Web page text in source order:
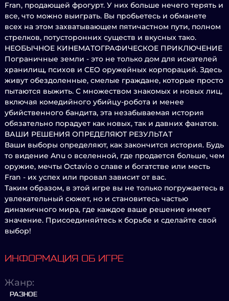
Fran, продающей фрогурт. У них больше нечего терять и
все, что можно выиграть. Вы пробьетесь и обманете
всех на этом захватывающем пятичастном пути, полном
стрелков, потусторонних существ и вкусных тако.
НЕОБЫЧНОЕ КИНЕМАТОГРАФИЧЕСКОЕ ПРИКЛЮЧЕНИЕ
Пограничные земли - это не только дом для искателей
хранилищ, психов и CEO оружейных корпораций. Здесь
живут обездоленные, смелые граждане, которые просто
пытаются выжить. С множеством знакомых и новых лиц,
включая комедийного убийцу-робота и менее
убийственного бандита, эта незабываемая история
обязательно порадует как новых, так и давних фанатов.
ВАШИ РЕШЕНИЯ ОПРЕДЕЛЯЮТ РЕЗУЛЬТАТ
Ваши выборы определяют, как закончится история. Будь
то видение Anu о вселенной, где продается больше, чем
оружие, мечты Octavio о славе и богатстве или месть
Fran - их успех или провал зависит от вас.
Таким образом, в этой игре вы не только погружаетесь в
увлекательный сюжет, но и становитесь частью
динамичного мира, где каждое ваше решение имеет
значение. Присоединяйтесь к борьбе и сделайте свой
выбор!
ИНФОРМАЦИЯ ОБ ИГРЕ
Жанр:
РАЗНОЕ